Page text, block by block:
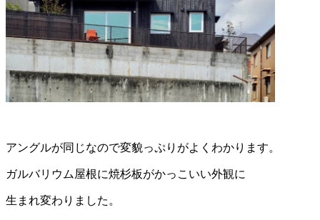
アングルが同じなので変貌っぷりがよくわかります。
ガルバリウム屋根に焼杉板がかっこいい外観に
生まれ変わりました。